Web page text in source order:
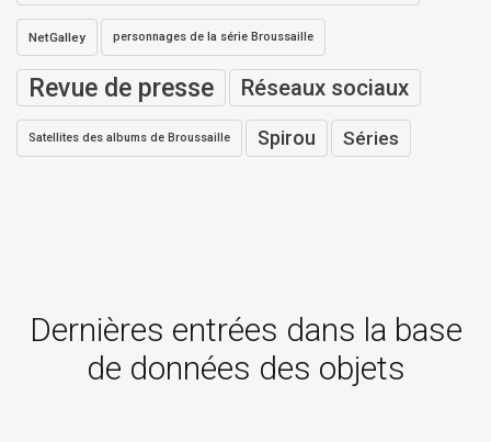
NetGalley personnages de la série Broussaille
Revue de presse Réseaux sociaux
Satellites des albums de Broussaille Spirou Séries
Dernières entrées dans la base
de données des objets